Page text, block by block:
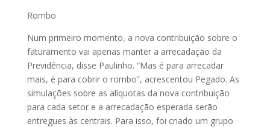
Rombo
Num primeiro momento, a nova contribuição sobre o
faturamento vai apenas manter a arrecadação da
Previdência, disse Paulinho. “Mas é para arrecadar
mais, é para cobrir o rombo”, acrescentou Pegado. As
simulações sobre as alíquotas da nova contribuição
para cada setor e a arrecadação esperada serão
entregues às centrais. Para isso, foi criado um grupo